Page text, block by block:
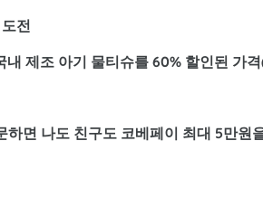
전
내 제조 아기 물티슈를 60% 할인된 가
하면 나도 친구도 코베페이 최대 5만원